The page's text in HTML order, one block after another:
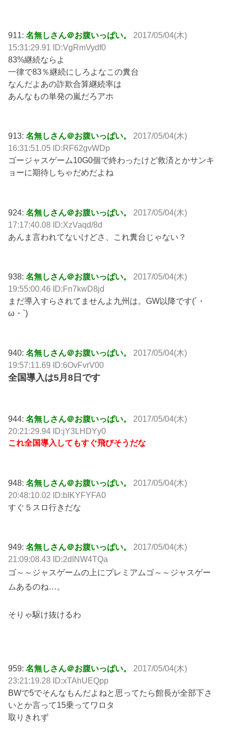
911:名無しさん＠お腹いっぱい。
2017/05/04(木)
15:31:29.91 ID:VgRmVydf0
83%継続ならよ
一律で83％継続にしろよなこの糞台
なんだよあの詐欺合算継続率は
あんなもの単発の嵐だろアホ
913:名無しさん＠お腹いっぱい。
2017/05/04(木)
16:31:51.05 ID:RF62gvWDp
ゴージャスゲーム10G0個で終わったけど救済とかサンキ
ョーに期待しちゃだめだよね
924:名無しさん＠お腹いっぱい。
2017/05/04(木)
17:17:40.08 ID:XzVaqd/8d
あんま言われてないけどさ、これ糞台じゃない？
938:名無しさん＠お腹いっぱい。
2017/05/04(木)
19:55:00.46 ID:Fn7kwD8jd
まだ導入すらされてませんよ九州は。GW以降です(´・
ω・`)
940:名無しさん＠お腹いっぱい。
2017/05/04(木)
19:57:11.69 ID:6OvFvrV00
全国導入は5月8日です
944:名無しさん＠お腹いっぱい。
2017/05/04(木)
20:21:29.94 ID:jY3LHDYy0
これ全国導入してもすぐ飛びそうだな
948:名無しさん＠お腹いっぱい。
2017/05/04(木)
20:48:10.02 ID:bIKYFYFA0
すぐ５スロ行きだな
949:名無しさん＠お腹いっぱい。
2017/05/04(木)
21:09:08.43 ID:2dINW4TQa
ゴ～～ジャスゲームの上にプレミアムゴ～～ジャスゲー
ムあるのね…。
そりゃ駆け抜けるわ
959:名無しさん＠お腹いっぱい。
2017/05/04(木)
23:21:19.28 ID:xTAhUEQpp
BWで5でそんなもんだよねと思ってたら館長が全部下さ
いとか言って15乗ってワロタ
取りきれず